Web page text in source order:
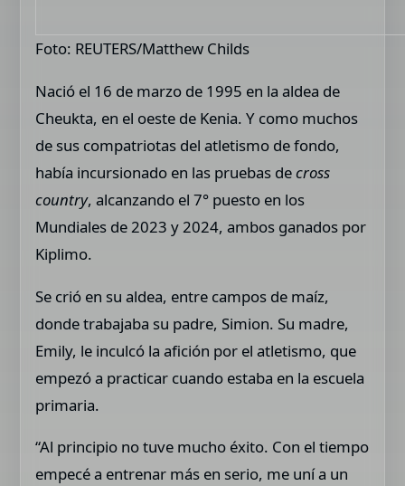
Foto: REUTERS/Matthew Childs
Nació el 16 de marzo de 1995 en la aldea de
Cheukta, en el oeste de Kenia. Y como muchos
de sus compatriotas del atletismo de fondo,
había incursionado en las pruebas decross
country, alcanzando el 7° puesto en los
Mundiales de 2023 y 2024, ambos ganados por
Kiplimo.
Se crió en su aldea, entre campos de maíz,
donde trabajaba su padre, Simion. Su madre,
Emily, le inculcó la afición por el atletismo, que
empezó a practicar cuando estaba en la escuela
primaria.
“Al principio no tuve mucho éxito. Con el tiempo
empecé a entrenar más en serio, me uní a un